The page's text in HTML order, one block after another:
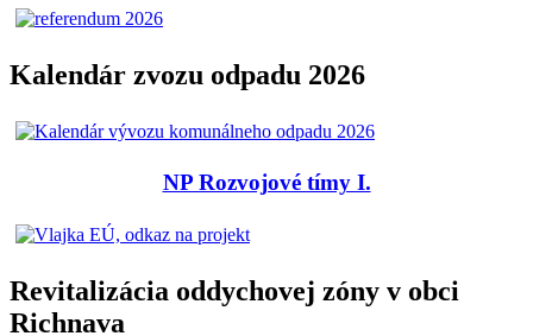
Kalendár zvozu odpadu 2026
NP Rozvojové tímy I.
Revitalizácia oddychovej zóny v obci
Richnava